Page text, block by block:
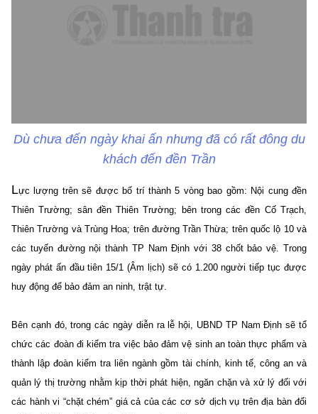
Dù chưa đến ngày khai ấn nhưng đã có rất đông du
khách đến đền Trần
Lực lượng trên sẽ được bố trí thành 5 vòng bao gồm: Nội cung đền
Thiên Trường; sân đền Thiên Trường; bên trong các đền Cố Trạch,
Thiên Trường và Trùng Hoa; trên đường Trần Thừa; trên quốc lộ 10 và
các tuyến đường nội thành TP Nam Định với 38 chốt bảo vệ. Trong
ngày phát ấn đầu tiên 15/1 (Âm lịch) sẽ có 1.200 người tiếp tục được
huy động để bảo đảm an ninh, trật tự.
Bên cạnh đó, trong các ngày diễn ra lễ hội, UBND TP Nam Định sẽ tổ
chức các đoàn đi kiểm tra việc bảo đảm vệ sinh an toàn thực phẩm và
thành lập đoàn kiểm tra liên ngành gồm tài chính, kinh tế, công an và
quản lý thị trường nhằm kịp thời phát hiện, ngăn chặn và xử lý đối với
các hành vi “chặt chém” giá cả của các cơ sở dịch vụ trên địa bàn đối